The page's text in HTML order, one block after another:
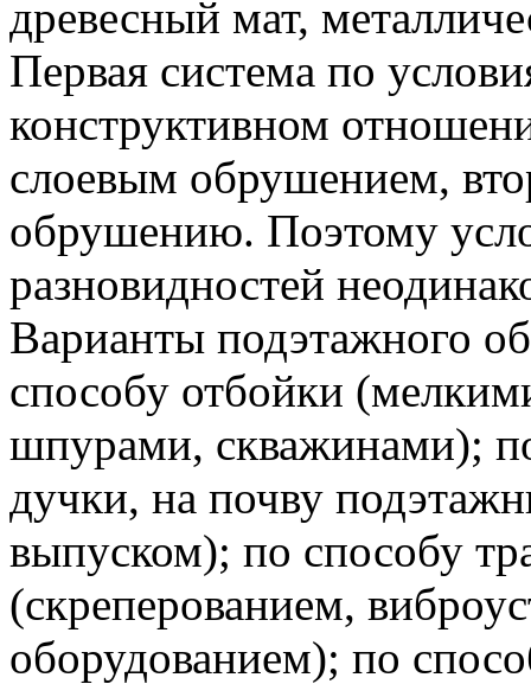
древесный мат,
Первая система по
конструктивном
слоевым обрушением,
обрушению. Поэтому
разновидностей
Варианты подэтажного
способу отбойки
шпурами, скважинами);
дучки, на почву
выпуском); по способу
(скреперованием,
оборудованием); по